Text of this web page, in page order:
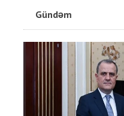
Gündəm